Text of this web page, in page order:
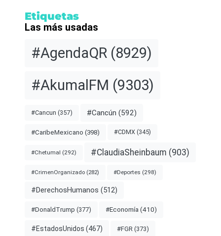
Etiquetas
Las más usadas
#AgendaQR (8929)
#AkumalFM (9303)
#Cancun (357) #Cancún (592)
#CaribeMexicano (398) #CDMX (345)
#Chetumal (292) #ClaudiaSheinbaum (903)
#CrimenOrganizado (282) #Deportes (298)
#DerechosHumanos (512)
#DonaldTrump (377) #Economía (410)
#EstadosUnidos (467) #FGR (373)